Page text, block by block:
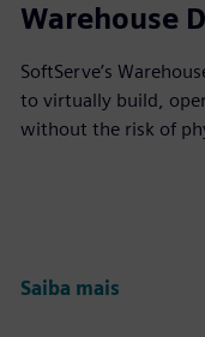
Warehouse
SoftServe’s
to virtually build,
without the risk of
Saiba mais